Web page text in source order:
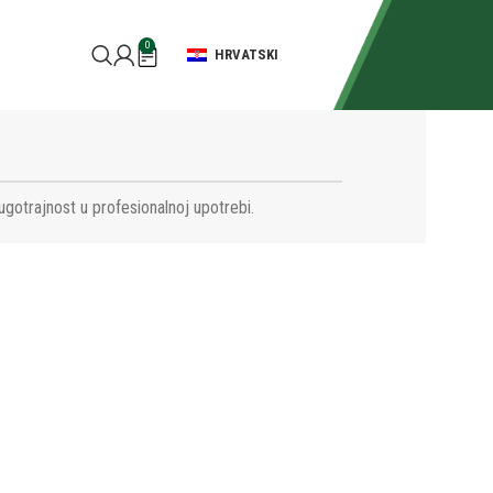
0
HRVATSKI
u profesionalnoj upotrebi.